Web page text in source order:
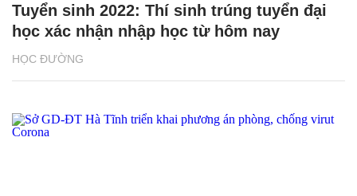
HỌC ĐƯỜNG
Tuyển sinh 2022: Thí sinh trúng tuyển đại
học xác nhận nhập học từ hôm nay